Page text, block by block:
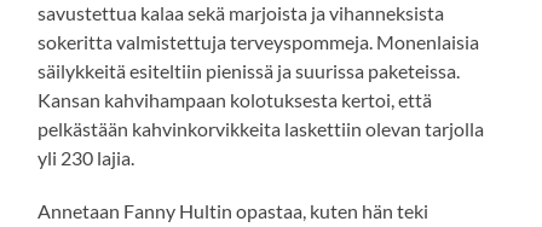
savustettua kalaa sekä marjoista ja vihanneksista
sokeritta valmistettuja terveyspommeja. Monenlaisia
säilykkeitä esiteltiin pienissä ja suurissa paketeissa.
Kansan kahvihampaan kolotuksesta kertoi, että
pelkästään kahvinkorvikkeita laskettiin olevan tarjolla
yli 230 lajia.
Annetaan Fanny Hultin opastaa, kuten hän teki